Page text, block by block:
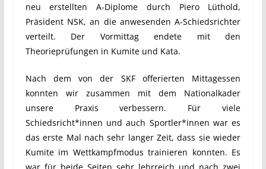
neu erstellten A-Diplome durch Piero Lüthold,
Präsident NSK, an die anwesenden A-Schiedsrichter
verteilt. Der Vormittag endete mit den
Theorieprüfungen in Kumite und Kata.
Nach dem von der SKF offerierten Mittagessen
konnten wir zusammen mit dem Nationalkader
unsere Praxis verbessern. Für viele
Schiedsricht*innen und auch Sportler*innen war es
das erste Mal nach sehr langer Zeit, dass sie wieder
Kumite im Wettkampfmodus trainieren konnten. Es
war für beide Seiten sehr lehrreich und nach zwei